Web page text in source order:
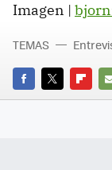
Imagen |
FACEBOOK
TWITTER
TEMAS